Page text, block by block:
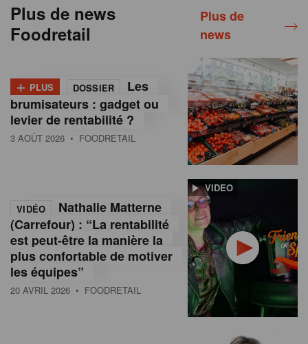
Plus de news
Foodretail
Plus de
news
+ PLUS DOSSIER
Les
brumisateurs : gadget ou
levier de rentabilité ?
3 AOÛT 2026 • FOODRETAIL
VIDEO
VIDÉO
Nathalie Matterne
(Carrefour) : “La rentabilité
est peut-être la manière la
plus confortable de motiver
les équipes”
20 AVRIL 2026 • FOODRETAIL